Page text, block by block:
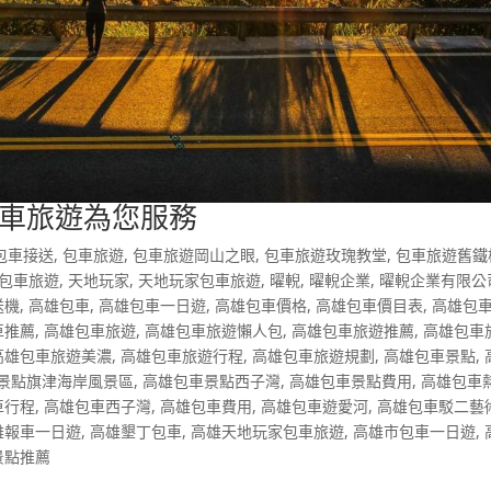
旅遊為您服務
車接送,包車旅遊,包車旅遊岡山之眼,包車旅遊玫瑰教堂,包車旅遊舊
車旅遊, 天地玩家, 天地玩家包車旅遊, 曜輗, 曜輗企業, 曜輗企業有限公
機,高雄包車,高雄包車一日遊,高雄包車價格,高雄包車價目表,高雄包
薦,高雄包車旅遊,高雄包車旅遊懶人包,高雄包車旅遊推薦,高雄包車
雄包車旅遊美濃,高雄包車旅遊行程,高雄包車旅遊規劃,高雄包車景點,
點旗津海岸風景區,高雄包車景點西子灣,高雄包車景點費用,高雄包車
程,高雄包車西子灣,高雄包車費用,高雄包車遊愛河,高雄包車駁二藝
報車一日遊,高雄墾丁包車,高雄天地玩家包車旅遊,高雄市包車一日遊,
推薦